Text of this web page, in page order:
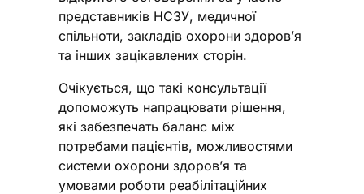
представників НСЗУ, медичної
спільноти, закладів охорони здоров’я
та інших зацікавлених сторін.
Очікується, що такі консультації
допоможуть напрацювати рішення,
які забезпечать баланс між
потребами пацієнтів, можливостями
системи охорони здоров’я та
умовами роботи реабілітаційних